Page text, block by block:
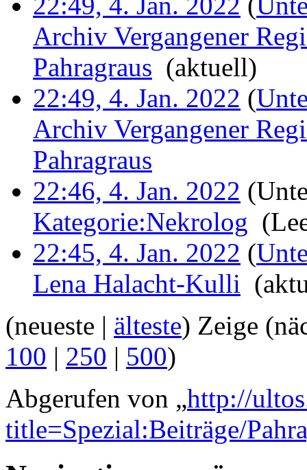
Archiv Vergangener
Pahragraus (aktuell)
22:49, 4. Jan. 2022 (
Archiv Vergangener
Pahragraus
22:46, 4. Jan. 2022
Kategorie:Nekrolog
22:45, 4. Jan. 2022 (
Lena Halacht-Kulli
(neueste | älteste) Zeige
100 | 250 | 500)
Abgerufen von „http://
title=Spezial:Beiträge/